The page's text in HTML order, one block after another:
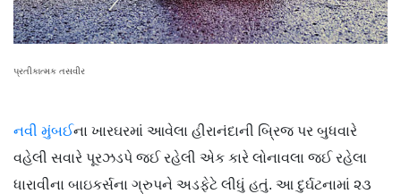
પ્રતીકાત્મક તસવીર
નવી મુંબઈના ખારઘરમાં આવેલા હીરાનંદાની બ્રિજ પર બુધવારે
વહેલી સવારે પૂરઝડપે જઈ રહેલી એક કારે લોનાવલા જઈ રહેલા
ધારાવીના બાઇકર્સના ગ્રુપને અડફેટે લીધું હતું. આ દુર્ઘટનામાં ૨૩